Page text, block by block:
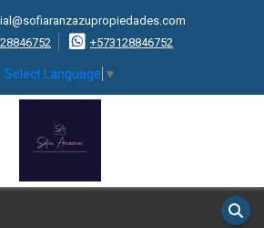
+573128846752
Select Language ▼